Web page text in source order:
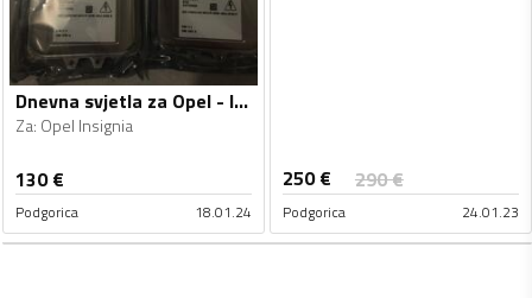
Dnevna svjetla za Opel - Insignia - 2008-2015
Za: Opel Insignia
130€
Podgorica 18.01.24
250€ 290€
Podgorica 24.01.23